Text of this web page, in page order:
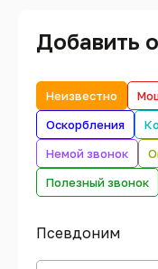
Добавить
Неизвестно
Оскорбления
Немой звонок
Полезный звонок
Псевдоним